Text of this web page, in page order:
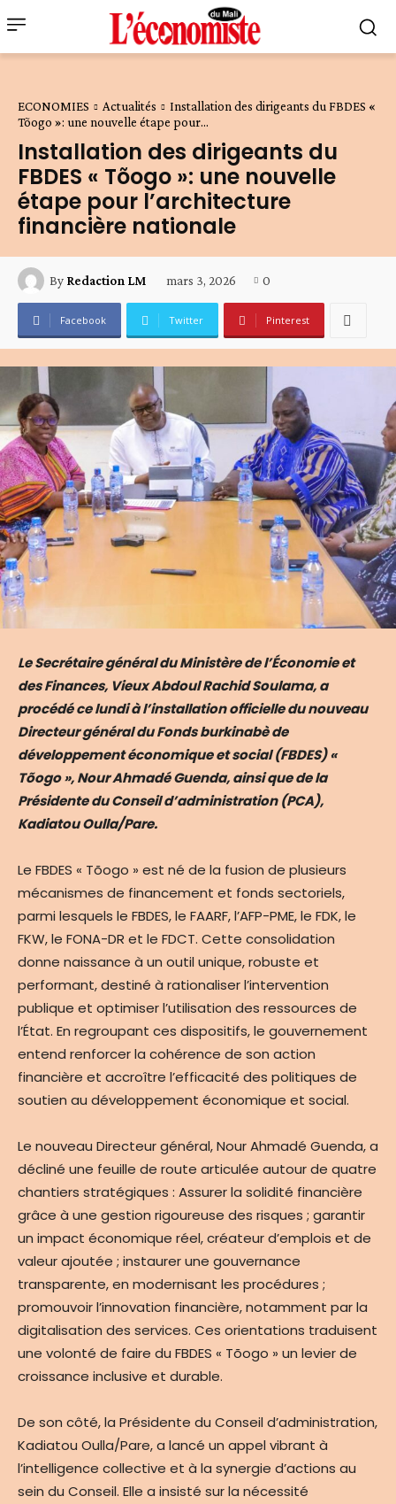
ECONOMIES Actualités
Installation des dirigeants du FBDES «
Tõogo »: une nouvelle étape pour...
Installation des dirigeants du
FBDES « Tõogo »: une nouvelle
étape pour l’architecture
financière nationale
By Redaction LM mars 3, 2026 0
Facebook Twitter Pinterest
Le Secrétaire général du Ministère de l’Économie et
des Finances, Vieux Abdoul Rachid Soulama, a
procédé ce lundi à l’installation officielle du nouveau
Directeur général du Fonds burkinabè de
développement économique et social (FBDES) «
Tõogo », Nour Ahmadé Guenda, ainsi que de la
Présidente du Conseil d’administration (PCA),
Kadiatou Oulla/Pare.
Le FBDES « Tõogo » est né de la fusion de plusieurs
mécanismes de financement et fonds sectoriels,
parmi lesquels le FBDES, le FAARF, l’AFP-PME, le FDK, le
FKW, le FONA-DR et le FDCT. Cette consolidation
donne naissance à un outil unique, robuste et
performant, destiné à rationaliser l’intervention
publique et optimiser l’utilisation des ressources de
l’État. En regroupant ces dispositifs, le gouvernement
entend renforcer la cohérence de son action
financière et accroître l’efficacité des politiques de
soutien au développement économique et social.
Le nouveau Directeur général, Nour Ahmadé Guenda, a
décliné une feuille de route articulée autour de quatre
chantiers stratégiques : Assurer la solidité financière
grâce à une gestion rigoureuse des risques ; garantir
un impact économique réel, créateur d’emplois et de
valeur ajoutée ; instaurer une gouvernance
transparente, en modernisant les procédures ;
promouvoir l’innovation financière, notamment par la
digitalisation des services. Ces orientations traduisent
une volonté de faire du FBDES « Tõogo » un levier de
croissance inclusive et durable.
De son côté, la Présidente du Conseil d’administration,
Kadiatou Oulla/Pare, a lancé un appel vibrant à
l’intelligence collective et à la synergie d’actions au
sein du Conseil. Elle a insisté sur la nécessité